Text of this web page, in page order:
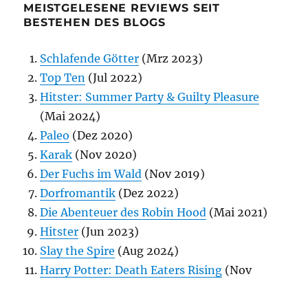
MEISTGELESENE REVIEWS SEIT
BESTEHEN DES BLOGS
Schlafende Götter (Mrz 2023)
Top Ten (Jul 2022)
Hitster: Summer Party & Guilty Pleasure
(Mai 2024)
Paleo (Dez 2020)
Karak (Nov 2020)
Der Fuchs im Wald (Nov 2019)
Dorfromantik (Dez 2022)
Die Abenteuer des Robin Hood (Mai 2021)
Hitster (Jun 2023)
Slay the Spire (Aug 2024)
Harry Potter: Death Eaters Rising (Nov